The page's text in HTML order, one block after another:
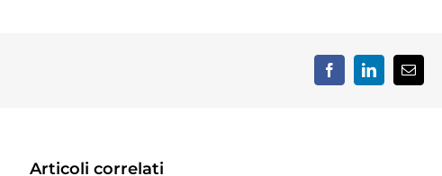
FacebookLinkedInEmail
Articoli correlati